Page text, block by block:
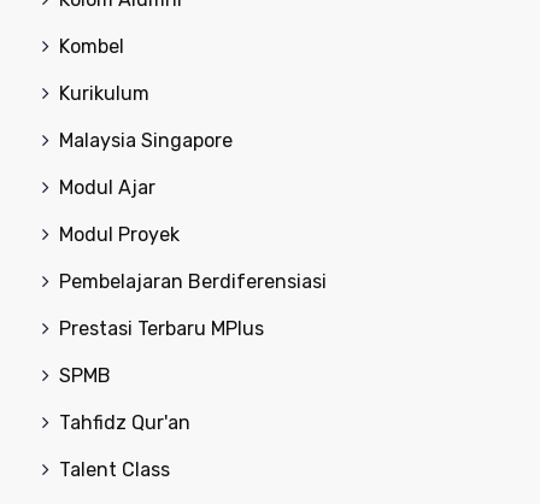
Kombel
Kurikulum
Malaysia Singapore
Modul Ajar
Modul Proyek
Pembelajaran Berdiferensiasi
Prestasi Terbaru MPlus
SPMB
Tahfidz Qur'an
Talent Class